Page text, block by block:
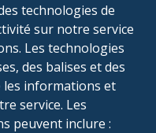
technologies de
sur notre service
Les technologies
des balises et des
les informations et
service. Les
peuvent inclure :